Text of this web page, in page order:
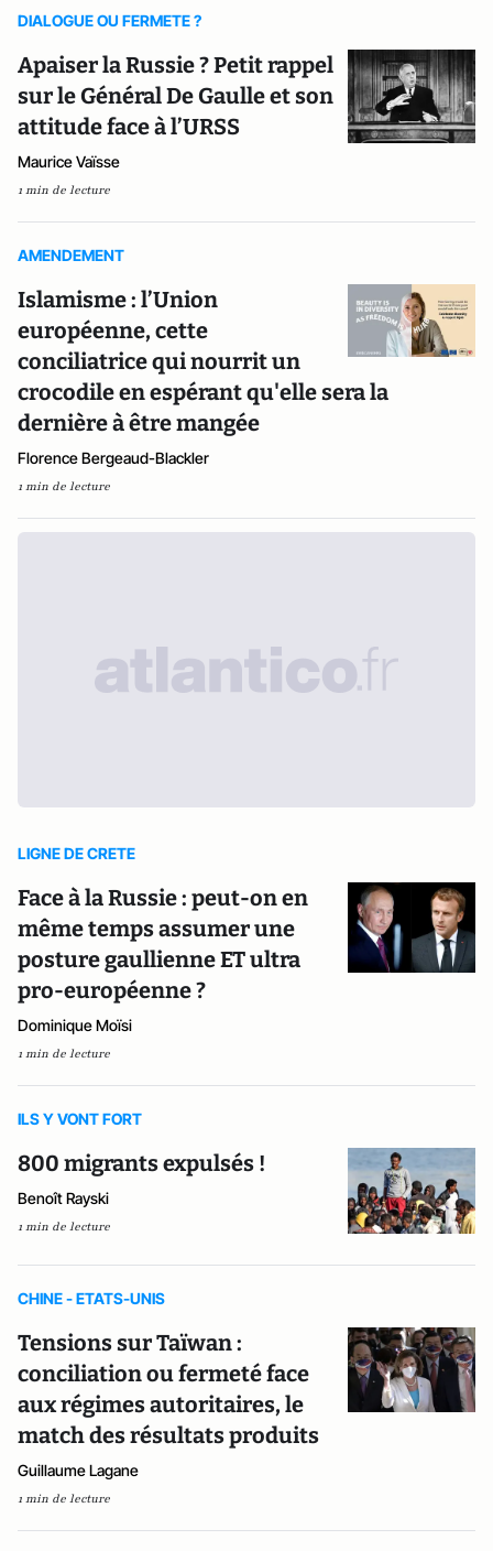
DIALOGUE OU FERMETE ?
Apaiser la Russie ? Petit rappel
sur le Général De Gaulle et son
attitude face à l’URSS
Maurice Vaïsse
1 min de lecture
AMENDEMENT
Islamisme : l’Union
européenne, cette
conciliatrice qui nourrit un
crocodile en espérant qu'elle sera la
dernière à être mangée
Florence Bergeaud-Blackler
1 min de lecture
LIGNE DE CRETE
Face à la Russie : peut-on en
même temps assumer une
posture gaullienne ET ultra
pro-européenne ?
Dominique Moïsi
1 min de lecture
ILS Y VONT FORT
800 migrants expulsés !
Benoît Rayski
1 min de lecture
CHINE - ETATS-UNIS
Tensions sur Taïwan :
conciliation ou fermeté face
aux régimes autoritaires, le
match des résultats produits
Guillaume Lagane
1 min de lecture